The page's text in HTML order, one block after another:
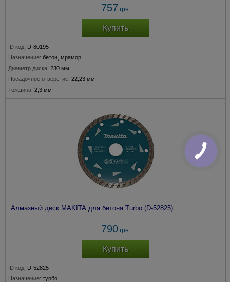
757 грн.
Купить
ID код: D-80195
Назначение: бетон, мрамор
Диаметр диска: 230 мм
Посадочное отверстие: 22,23 мм
Толщина: 2,3 мм
Алмазный диск MAKITA для бетона Turbo (D-52825)
790грн.
Купить
ID код: D-52825
Назначение: турбо